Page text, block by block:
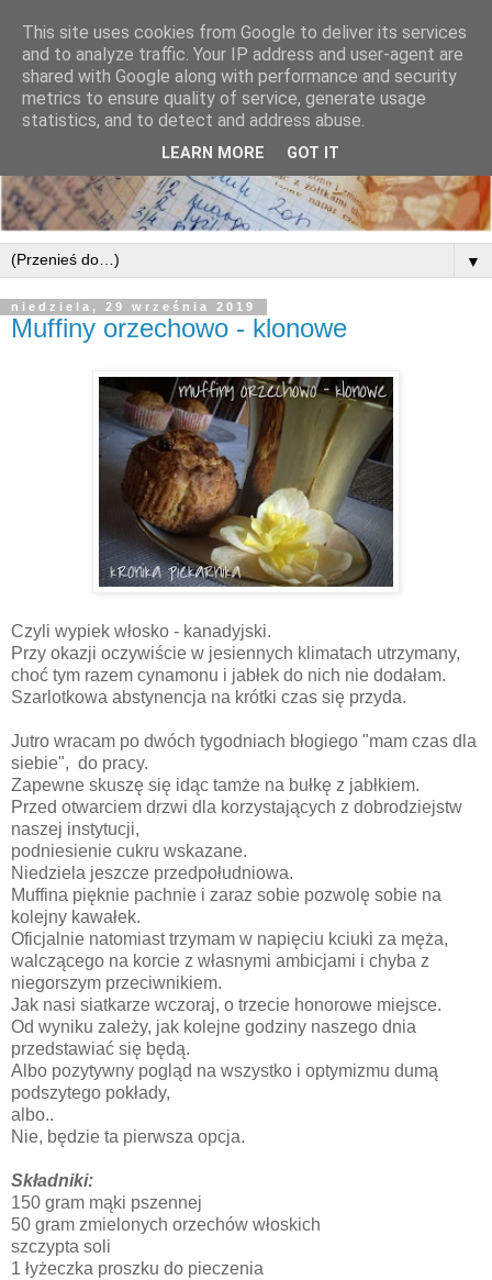
▼
niedziela, 29 września 2019
Muffiny orzechowo - klonowe
Czyli wypiek włosko - kanadyjski.
Przy okazji oczywiście w jesiennych klimatach utrzymany,
choć tym razem cynamonu i jabłek do nich nie dodałam.
Szarlotkowa abstynencja na krótki czas się przyda.
Jutro wracam po dwóch tygodniach błogiego "mam czas dla
siebie", do pracy.
Zapewne skuszę się idąc tamże na bułkę z jabłkiem.
Przed otwarciem drzwi dla korzystających z dobrodziejstw
naszej instytucji,
podniesienie cukru wskazane.
Niedziela jeszcze przedpołudniowa.
Muffina pięknie pachnie i zaraz sobie pozwolę sobie na
kolejny kawałek.
Oficjalnie natomiast trzymam w napięciu kciuki za męża,
walczącego na korcie z własnymi ambicjami i chyba z
niegorszym przeciwnikiem.
Jak nasi siatkarze wczoraj, o trzecie honorowe miejsce.
Od wyniku zależy, jak kolejne godziny naszego dnia
przedstawiać się będą.
Albo pozytywny pogląd na wszystko i optymizmu dumą
podszytego pokłady,
albo..
Nie, będzie ta pierwsza opcja.
Składniki:
150 gram mąki pszennej
50 gram zmielonych orzechów włoskich
szczypta soli
1 łyżeczka proszku do pieczenia
This site uses cookies from Google to deliver its services
and to analyze traffic. Your IP address and user-agent are
shared with Google along with performance and security
metrics to ensure quality of service, generate usage
statistics, and to detect and address abuse.
LEARN MORE GOT IT